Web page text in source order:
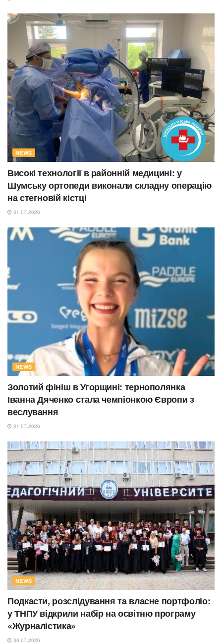
NEWS
Високі технології в районній медицині: у
Шумську ортопеди виконали складну операцію
на стегновій кістці
31.07.2026
NEWS
Золотий фініш в Угорщині: тернополянка
Іванна Дяченко стала чемпіонкою Європи з
веслування
31.07.2026
NEWS
Подкасти, розслідування та власне портфоліо:
у ТНПУ відкрили набір на освітню програму
«Журналістика»
30.07.2026